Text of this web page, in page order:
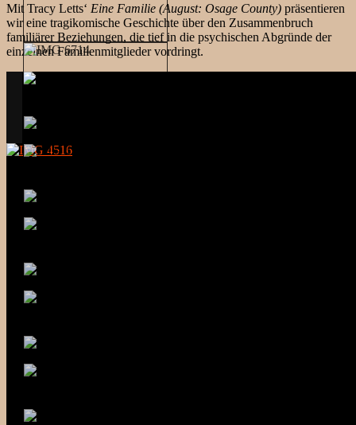
Mit Tracy Letts‘ Eine Familie (August: Osage County) präsentieren
wir eine tragikomische Geschichte über den Zusammenbruch
familiärer Beziehungen, die tief in die psychischen Abgründe der
einzelnen Familienmitglieder vordringt.